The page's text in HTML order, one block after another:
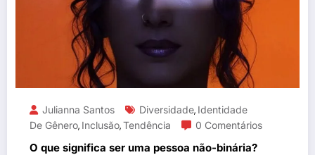
Julianna Santos Diversidade, Identidade
De Gênero, Inclusão,Tendência 0 Comentários
O que significa ser uma pessoa não-binária?